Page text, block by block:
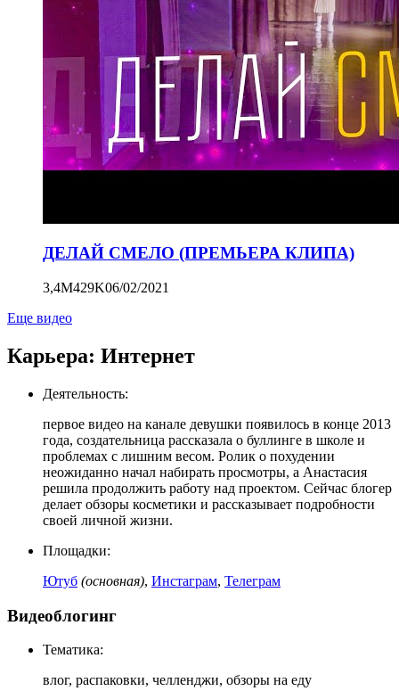
ДЕЛАЙ СМЕЛО (ПРЕМЬЕРА КЛИПА)
3,4M429K06/02/2021
Еще видео
Карьера: Интернет
Деятельность:
первое видео на канале девушки появилось в конце 2013
года, создательница рассказала о буллинге в школе и
проблемах с лишним весом. Ролик о похудении
неожиданно начал набирать просмотры, а Анастасия
решила продолжить работу над проектом. Сейчас блогер
делает обзоры косметики и рассказывает подробности
своей личной жизни.
Площадки:
Ютуб (основная), Инстаграм, Телеграм
Видеоблогинг
Тематика:
влог, распаковки, челленджи, обзоры на еду